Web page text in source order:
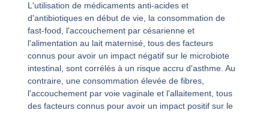
L'utilisation de médicaments anti-acides et
d'antibiotiques en début de vie, la consommation de
fast-food, l'accouchement par césarienne et
l'alimentation au lait maternisé, tous des facteurs
connus pour avoir un impact négatif sur le microbiote
intestinal, sont corrélés à un risque accru d'asthme. Au
contraire, une consommation élevée de fibres,
l'accouchement par voie vaginale et l'allaitement, tous
des facteurs connus pour avoir un impact positif sur le